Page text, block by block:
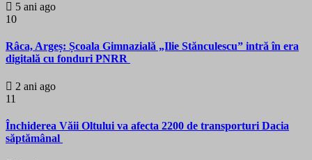
5 ani ago
10
Râca, Argeș: Școala Gimnazială „Ilie Stănculescu” intră în era
digitală cu fonduri PNRR
2 ani ago
11
Închiderea Văii Oltului va afecta 2200 de transporturi Dacia
săptămânal